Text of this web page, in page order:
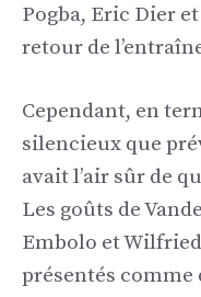
Pogba, Eric Dier
retour de
Cependant, en
silencieux que
avait l’air sûr de
Les goûts de
Embolo et
présentés